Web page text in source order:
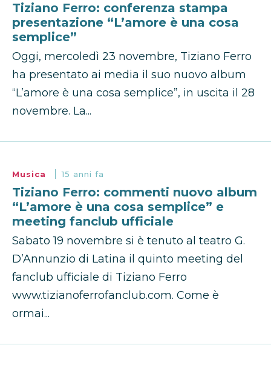
Tiziano Ferro: conferenza stampa
presentazione “L’amore è una cosa
semplice”
Oggi, mercoledì 23 novembre, Tiziano Ferro
ha presentato ai media il suo nuovo album
“L’amore è una cosa semplice”, in uscita il 28
novembre. La...
Musica 15 anni fa
Tiziano Ferro: commenti nuovo album
“L’amore è una cosa semplice” e
meeting fanclub ufficiale
Sabato 19 novembre si è tenuto al teatro G.
D’Annunzio di Latina il quinto meeting del
fanclub ufficiale di Tiziano Ferro
www.tizianoferrofanclub.com. Come è
ormai...